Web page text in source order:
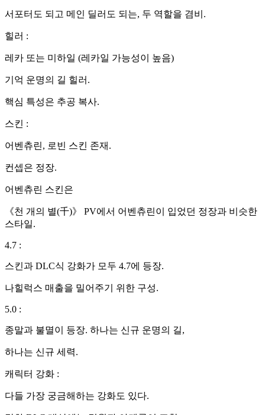
서포터도 되고 메인 딜러도 되는, 두 역할을 겸비.
힐러 :
레카 또는 미하일 (레카일 가능성이 높음)
기억 운명의 길 힐러.
핵심 특성은 추공 복사.
스킨 :
어벤츄린, 로빈 스킨 존재.
컨셉은 정장.
어벤츄린 스킨은
《천 개의 별(千)》 PV에서 어벤츄린이 입었던 정장과 비슷한
스타일.
4.7 :
스킨과 DLC식 강화가 모두 4.7에 등장.
나힐럭스 매출을 밀어주기 위한 구성.
5.0 :
종말과 불멸이 등장. 하나는 신규 운명의 길,
하나는 신규 세력.
캐릭터 강화 :
다들 가장 궁금해하는 강화도 있다.